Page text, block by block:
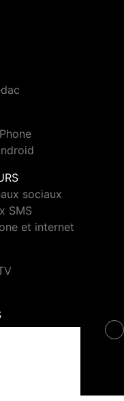
sociaux
SMS
et internet